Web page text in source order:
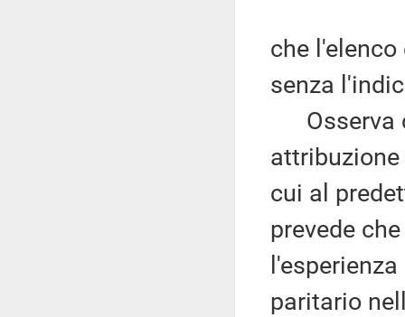
che
senza
Osserva
cui al
prevede
paritario